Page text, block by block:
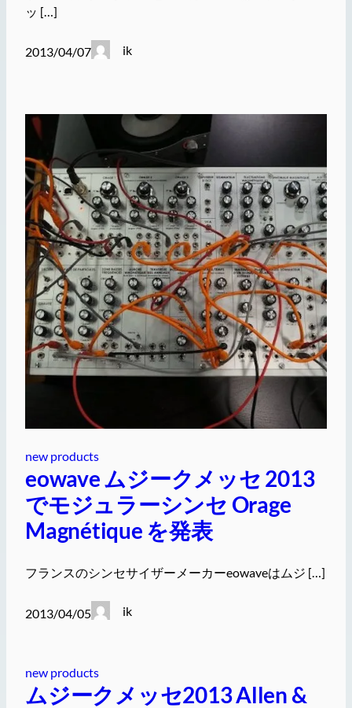
ッ […]
2013/04/07 ik
new products
eowave ムジークメッセ 2013
でモジュラーシンセ Orage
Magnétique を発表
フランスのシンセサイザーメーカーeowaveはムジ […]
2013/04/05 ik
new products
ムジークメッセ2013 Allen &